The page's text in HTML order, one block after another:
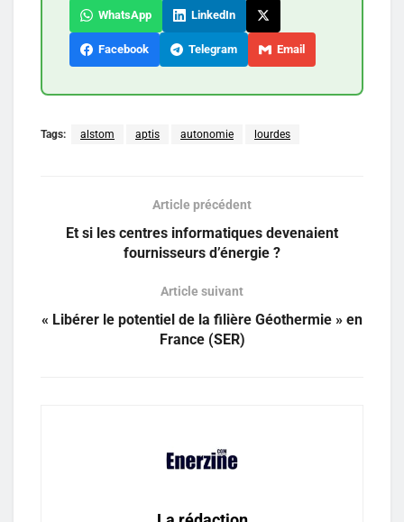
WhatsApp LinkedIn
Facebook Telegram Email
Tags: alstom aptis autonomie lourdes
Article précédent
Et si les centres informatiques devenaient
fournisseurs d’énergie ?
Article suivant
« Libérer le potentiel de la filière Géothermie » en
France (SER)